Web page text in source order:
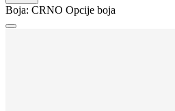
Boja: CRNO Opcije boja